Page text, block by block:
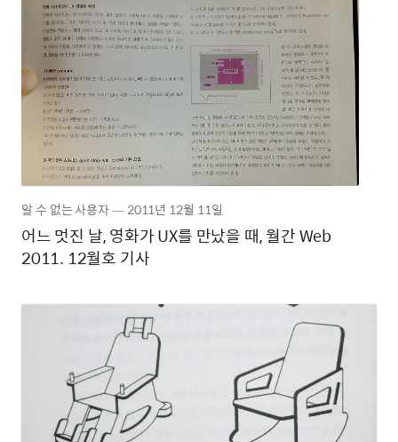
어느 멋진 날, 영화가 UX를 만났을 때, 월간 Web
2011. 12월호 기사
알 수 없는 사용자―2011년 12월 11일